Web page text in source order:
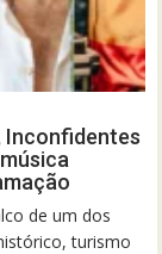
Inconfidentes
de um dos
turismo